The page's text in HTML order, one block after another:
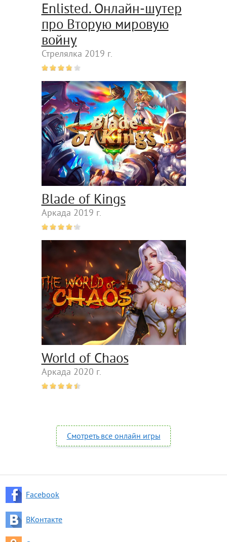
Enlisted. Онлайн-шутер
про Вторую мировую
войну
Стрелялка 2019 г.
Blade of Kings
Аркада 2019 г.
World of Chaos
Аркада 2020 г.
Смотреть все онлайн игры
Facebook
ВКонтакте